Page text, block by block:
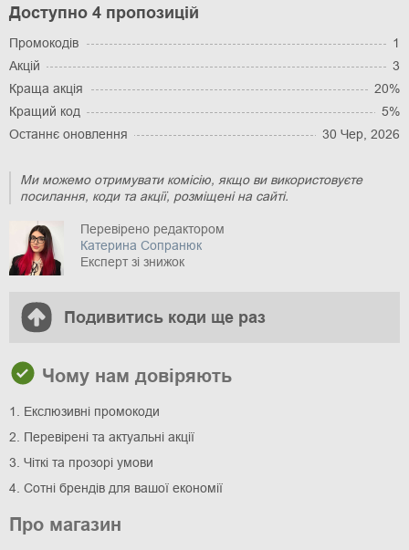
Доступно 4 пропозицій
Промокодів
1
Акцій
3
Краща акція
20%
Кращий код
5%
Останнє оновлення
30 Чер, 2026
Ми можемо отримувати комісію, якщо ви використовуєте
посилання, коди та акції, розміщені на сайті.
Перевірено редактором
Катерина Сопранюк
Експерт зі знижок
Подивитись коди ще раз
Чому нам довіряють
1. Екслюзивні промокоди
2. Перевірені та актуальні акції
3. Чіткі та прозорі умови
4. Сотні брендів для вашої економії
Про магазин